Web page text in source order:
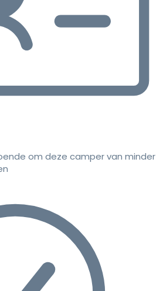
om deze camper van minder